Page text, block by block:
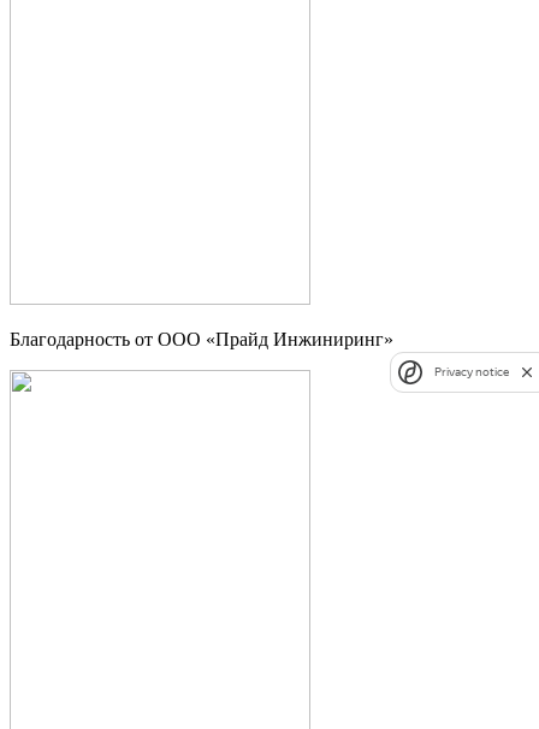
Благодарность от ООО «Прайд Инжиниринг»
Privacy notice